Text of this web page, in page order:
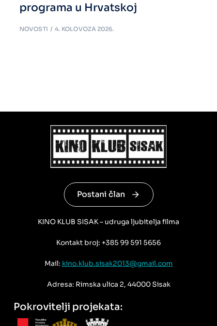
programa u Hrvatskoj
NOVOSTI 4. KOLOVOZA 2026.
Postani član
KINO KLUB SISAK – udruga ljubitelja filma
Kontakt broj: +385 99 591 5656
Mail: kino.klub.sisak2013@gmail.com
Adresa: Rimska ulica 2, 44000 Sisak
Pokrovitelji projekata: